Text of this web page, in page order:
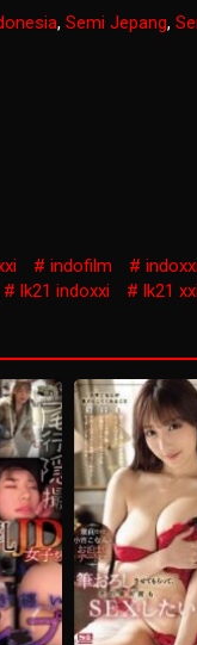
, Semi Jepang,
indofilm
lk21 indoxxi lk21 xxi